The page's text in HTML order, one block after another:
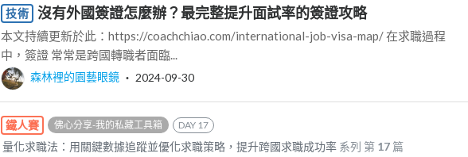
技術
沒有外國簽證怎麼辦？最完整提升面試率的簽證攻略
本文持續更新於此：https://coachchiao.com/international-job-visa-map/ 在求職過程
中，簽證 常常是跨國轉職者面臨...
森林裡的園藝眼鏡 ‧ 2024-09-30
鐵人賽 佛心分享-我的私藏工具箱 DAY 17
量化求職法：用關鍵數據追蹤並優化求職策略，提升跨國求職成功率 系列 第 17 篇